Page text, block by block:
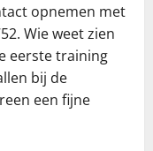
opnemen met
Wie weet zien
eerste training
bij de
een fijne